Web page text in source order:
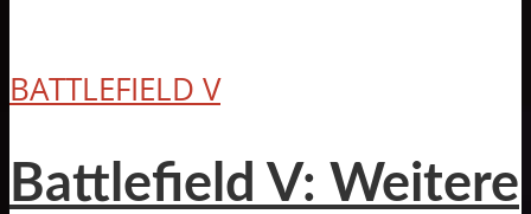
BATTLEFIELD V
Battlefield V: Weitere